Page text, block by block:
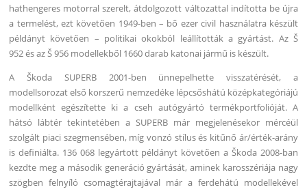
hathengeres motorral szerelt, átdolgozott változattal indította be újra
a termelést, ezt követően 1949-ben – bő ezer civil használatra készült
példányt követően – politikai okokból leállították a gyártást. Az Š
952 és az Š 956 modellekből 1660 darab katonai jármű is készült.
A Škoda SUPERB 2001-ben ünnepelhette visszatérését, a
modellsorozat első korszerű nemzedéke lépcsőshátú középkategóriájú
modellként egészítette ki a cseh autógyártó termékportfolióját. A
hátsó lábtér tekintetében a SUPERB már megjelenésekor mércéül
szolgált piaci szegmensében, míg vonzó stílus és kitűnő ár/érték-arány
is definiálta. 136 068 legyártott példányt követően a Škoda 2008-ban
kezdte meg a második generáció gyártását, aminek karosszériája nagy
szögben felnyíló csomagtérajtajával már a ferdehátú modellekével